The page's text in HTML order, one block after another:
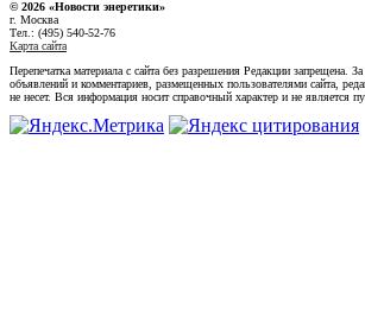
© 2026 «Новости энеретики»
г. Москва
Тел.: (495) 540-52-76
Карта сайта
Перепечатка материала с сайта без разрешения Редакции запрещена.
объявлений и комментариев, размещенных пользователями сайта,
не несет. Вся информация носит справочный характер и не является